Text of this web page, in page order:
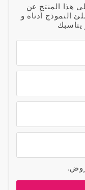
هذا المنتج عن
النموذج أدناه و